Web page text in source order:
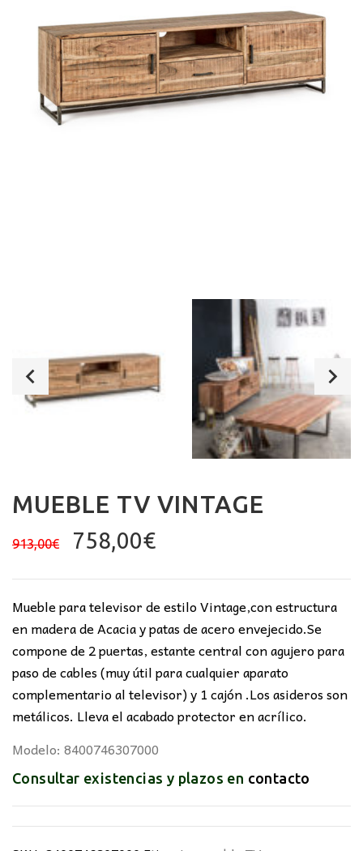
MUEBLE TV VINTAGE
913,00€
El
original
era:
913,00€.
758,00€El
actual
es:
758,00€.
Mueble para televisor de estilo Vintage,con estructura
en madera de Acacia y patas de acero envejecido.Se
compone de 2 puertas, estante central con agujero para
paso de cables (muy útil para cualquier aparato
complementario al televisor) y 1 cajón .Los asideros son
metálicos. Lleva el acabado protector en acrílico.
Modelo: 8400746307000
Consultar existencias y plazos en contacto